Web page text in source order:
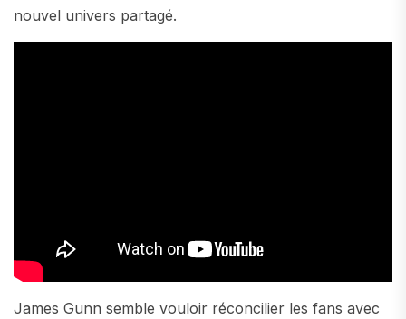
nouvel univers partagé.
James Gunn semble vouloir réconcilier les fans avec